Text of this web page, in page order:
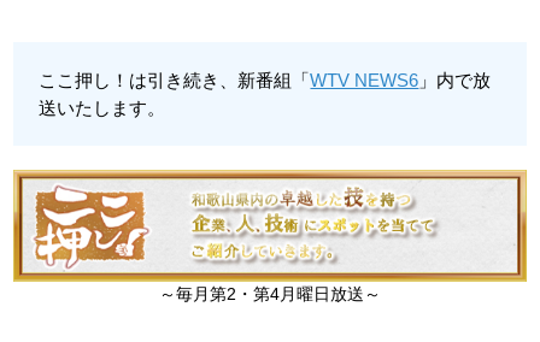
ここ押し！は引き続き、新番組「WTV NEWS6 」内で放
送いたします。
～毎月第2・第4月曜日放送～